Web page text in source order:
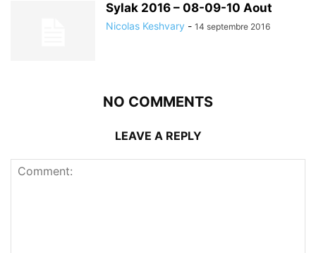
Sylak 2016 – 08-09-10 Aout
Nicolas Keshvary - 14 septembre 2016
NO COMMENTS
LEAVE A REPLY